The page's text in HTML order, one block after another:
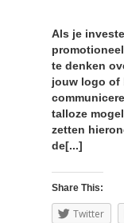
Als je
te denken
jouw logo of
talloze
zetten
de[...]
Share This:
Twitter